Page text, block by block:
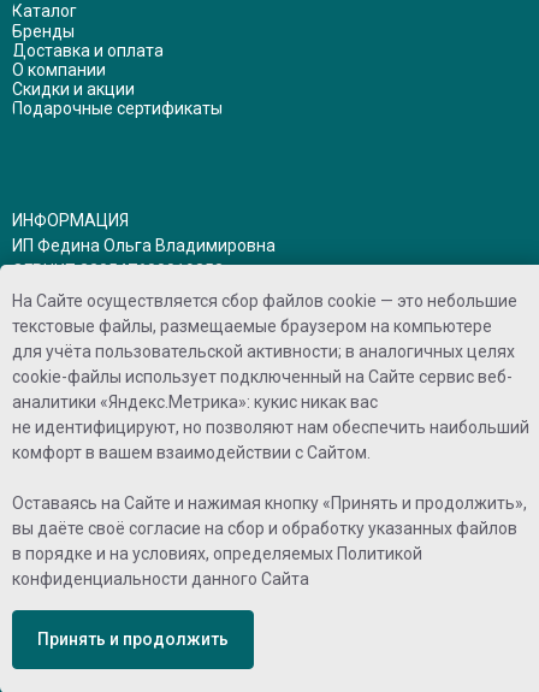
Каталог
Бренды
Доставка и оплата
О компании
Скидки и акции
Подарочные сертификаты
ИНФОРМАЦИЯ
ИП Федина Ольга Владимировна
ОГРНИП 320547600019358
ИНН 540526516051
Политика конфиденциальности
Договор оферты
СВЯЗАТЬСЯ С НАМИ
E-mail:browlashshop@yandex.ru
Telegram:https://t.me/BLSCosmetics
BK:BLScosmetics
РЕЖИМ РАБОТЫ
Ежедневно с 10:00 до 20:00 по НСК
Сб-вск: с 10:00 до 15:00 по НСК
На Сайте осуществляется сбор файлов cookie — это небольшие
текстовые файлы, размещаемые браузером на компьютере
для учёта пользовательской активности; в аналогичных целях
cookie-файлы использует подключенный на Сайте сервис веб-
аналитики «Яндекс.Метрика»: кукис никак вас
не идентифицируют, но позволяют нам обеспечить наибольший
комфорт в вашем взаимодействии с Сайтом.
Оставаясь на Сайте и нажимая кнопку «Принять и продолжить»,
вы даёте своё согласие на сбор и обработку указанных файлов
в порядке и на условиях, определяемых Политикой
конфиденциальности данного Сайта
Принять и продолжить